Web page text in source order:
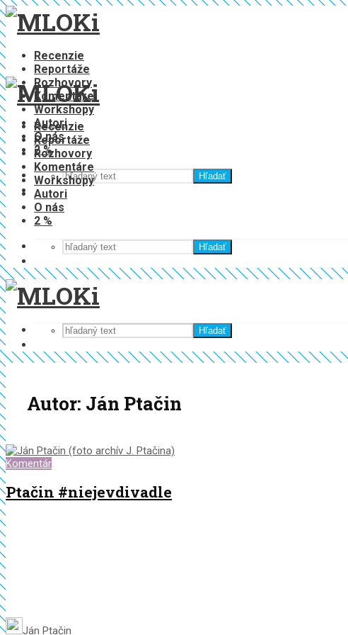
Recenzie
Reportáže
Rozhovory
Komentáre
Workshopy
Autori
O nás
2 %
Hľadať
Recenzie
Reportáže
Rozhovory
Komentáre
Workshopy
Autori
O nás
2 %
Hľadať
Hľadať
Autor: Ján Ptačin
Komentár
Ptačin #niejevdivadle
Ján Ptačin